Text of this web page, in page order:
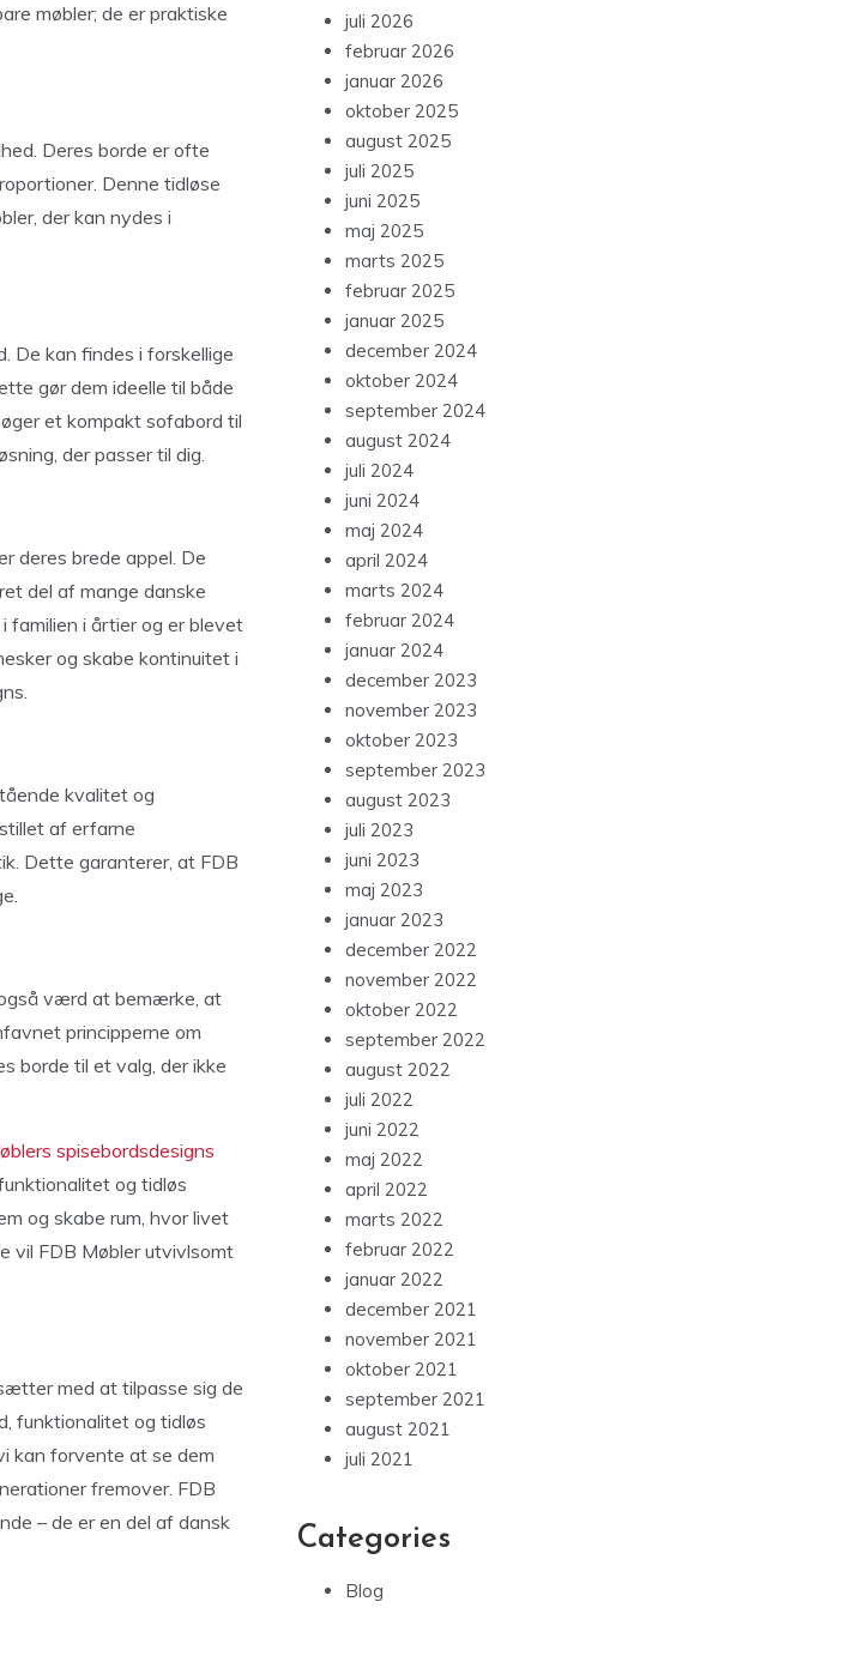
møbler; de er praktiske
Deres borde er ofte
Denne tidløse
der kan nydes i
De kan findes i forskellige
gør dem ideelle til både
et kompakt sofabord til
der passer til dig.
deres brede appel. De
del af mange danske
familien i årtier og er blevet
og skabe kontinuitet i
kvalitet og
af erfarne
Dette garanterer, at FDB
værd at bemærke, at
principperne om
borde til et valg, der ikke
spisebordsdesigns
og tidløs
og skabe rum, hvor livet
vil FDB Møbler utvivlsomt
med at tilpasse sig de
funktionalitet og tidløs
kan forvente at se dem
fremover. FDB
– de er en del af dansk
juli 2026
februar 2026
januar 2026
oktober 2025
august 2025
juli 2025
juni 2025
maj 2025
marts 2025
februar 2025
januar 2025
december 2024
oktober 2024
september 2024
august 2024
juli 2024
juni 2024
maj 2024
april 2024
marts 2024
februar 2024
januar 2024
december 2023
november 2023
oktober 2023
september 2023
august 2023
juli 2023
juni 2023
maj 2023
januar 2023
december 2022
november 2022
oktober 2022
september 2022
august 2022
juli 2022
juni 2022
maj 2022
april 2022
marts 2022
februar 2022
januar 2022
december 2021
november 2021
oktober 2021
september 2021
august 2021
juli 2021
Categories
Blog